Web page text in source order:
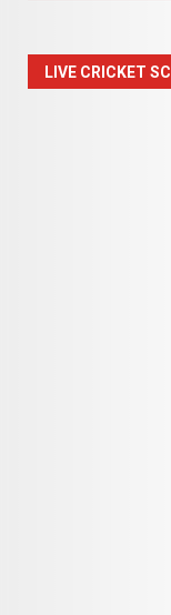
LIVE CRICKET